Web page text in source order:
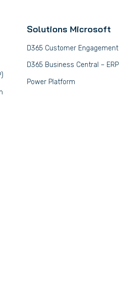
Solutions Microsoft
D365 Customer Engagement
D365 Business Central – ERP
Power Platform